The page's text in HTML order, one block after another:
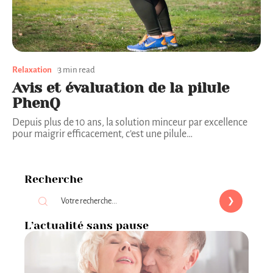
Relaxation 3 min read
Avis et évaluation de la pilule
PhenQ
Depuis plus de 10 ans, la solution minceur par excellence
pour maigrir efficacement, c’est une pilule…
Recherche
L’actualité sans pause